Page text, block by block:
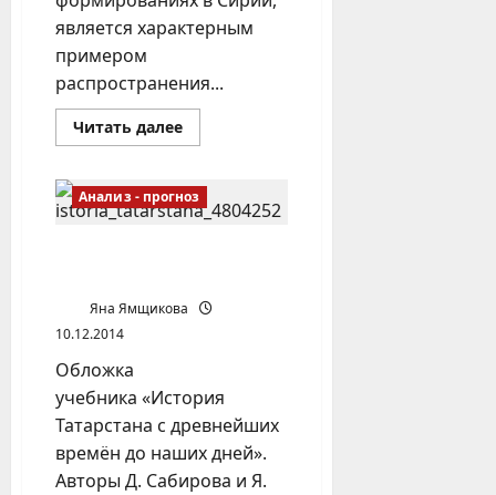
является характерным
примером
распространения...
Читать далееПрочитать
больше
ваххабиты
присягают
Абу
Анализ - прогноз
Яна Ямщикова
10.12.2014
Обложка
учебника «История
Татарстана с древнейших
времён до наших дней».
Авторы Д. Сабирова и Я.